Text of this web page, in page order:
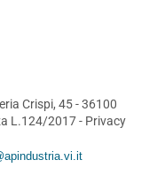
Crispi, 45 - 36100
L.124/2017- Privacy